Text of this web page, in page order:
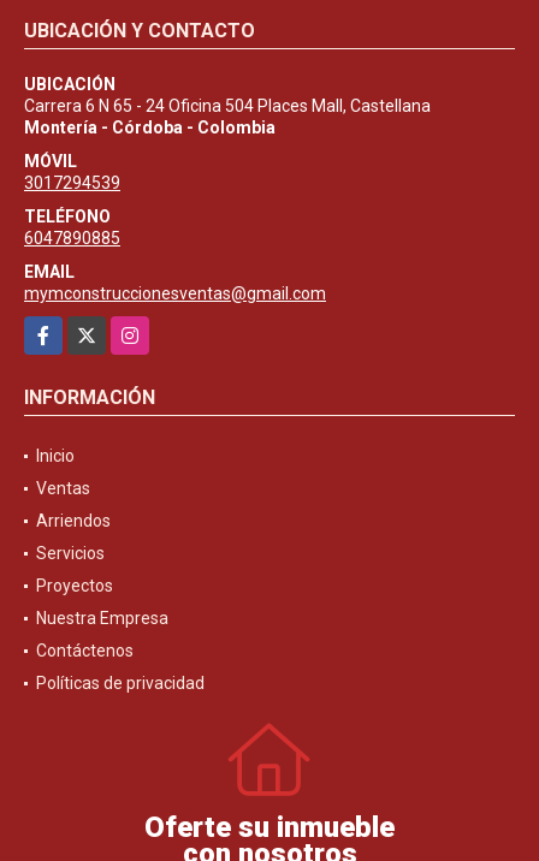
UBICACIÓN Y CONTACTO
UBICACIÓN
Carrera 6 N 65 - 24 Oficina 504 Places Mall, Castellana
Montería - Córdoba - Colombia
MÓVIL
3017294539
TELÉFONO
6047890885
EMAIL
mymconstruccionesventas@gmail.com
Facebook
Instagram
INFORMACIÓN
Inicio
Ventas
Arriendos
Servicios
Proyectos
Nuestra Empresa
Contáctenos
Políticas de privacidad
Oferte su inmueble
con nosotros